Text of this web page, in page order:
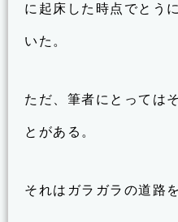
に起床した時点でとう
いた。
ただ、筆者にとっては
とがある。
それはガラガラの道路